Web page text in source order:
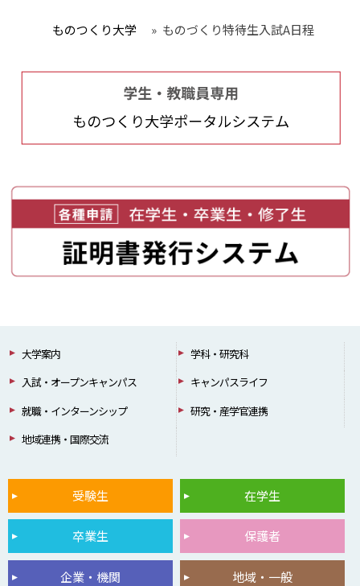
ものつくり大学 » ものづくり特待生入試A日程
大学案内
学科・研究科
入試・オープンキャンパス
キャンパスライフ
就職・インターンシップ
研究・産学官連携
地域連携・国際交流
受験生 在学生
卒業生 保護者
企業・機関 地域・一般